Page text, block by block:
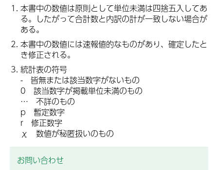
本書中の数値は原則として単位未満は四捨五入してあ
る。したがって合計数と内訳の計が一致しない場合が
ある。
本書中の数値には速報値的なものがあり、確定したと
き修正される。
統計表の符号
- 皆無または該当数字がないもの
0 該当数字が掲載単位未満のもの
… 不詳のもの
p 暫定数字
r 修正数字
χ 数値が秘匿扱いのもの
お問い合わせ